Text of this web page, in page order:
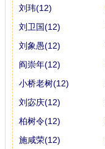
刘玮(12)
刘卫国(12)
刘象愚(12)
阎崇年(12)
小桥老树(12)
刘宓庆(12)
柏树令(12)
施咸荣(12)